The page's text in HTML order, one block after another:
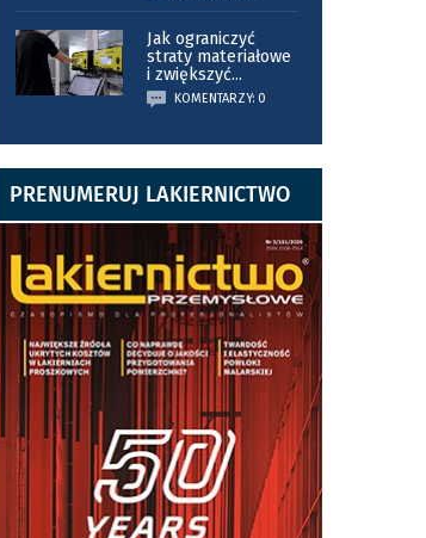
Jak ograniczyć
straty materiałowe
i zwiększyć...
KOMENTARZY: 0
PRENUMERUJ LAKIERNICTWO